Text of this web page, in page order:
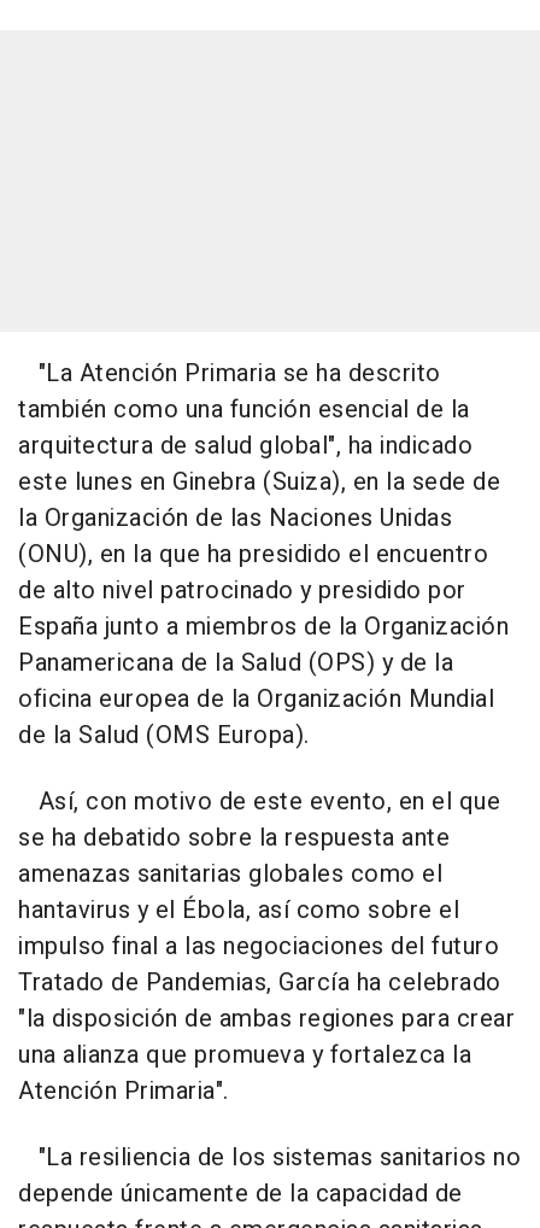
"La Atención Primaria se ha descrito
también como una función esencial de la
arquitectura de salud global", ha indicado
este lunes en Ginebra (Suiza), en la sede de
la Organización de las Naciones Unidas
(ONU), en la que ha presidido el encuentro
de alto nivel patrocinado y presidido por
España junto a miembros de la Organización
Panamericana de la Salud (OPS) y de la
oficina europea de la Organización Mundial
de la Salud (OMS Europa).
Así, con motivo de este evento, en el que
se ha debatido sobre la respuesta ante
amenazas sanitarias globales como el
hantavirus y el Ébola, así como sobre el
impulso final a las negociaciones del futuro
Tratado de Pandemias, García ha celebrado
"la disposición de ambas regiones para crear
una alianza que promueva y fortalezca la
Atención Primaria".
"La resiliencia de los sistemas sanitarios no
depende únicamente de la capacidad de